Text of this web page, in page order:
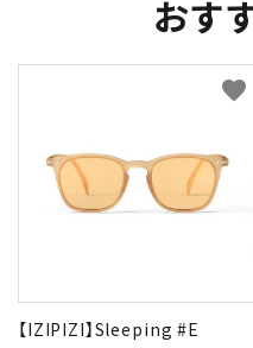
おす
【IZIPIZI】Sleeping #E
favorite